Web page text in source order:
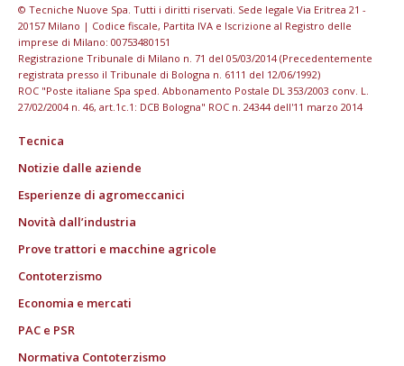
© Tecniche Nuove Spa. Tutti i diritti riservati. Sede legale Via Eritrea 21 -
20157 Milano | Codice fiscale, Partita IVA e Iscrizione al Registro delle
imprese di Milano: 00753480151
Registrazione Tribunale di Milano n. 71 del 05/03/2014 (Precedentemente
registrata presso il Tribunale di Bologna n. 6111 del 12/06/1992)
ROC "Poste italiane Spa sped. Abbonamento Postale DL 353/2003 conv. L.
27/02/2004 n. 46, art.1c.1: DCB Bologna" ROC n. 24344 dell'11 marzo 2014
Tecnica
Notizie dalle aziende
Esperienze di agromeccanici
Novità dall’industria
Prove trattori e macchine agricole
Contoterzismo
Economia e mercati
PAC e PSR
Normativa Contoterzismo